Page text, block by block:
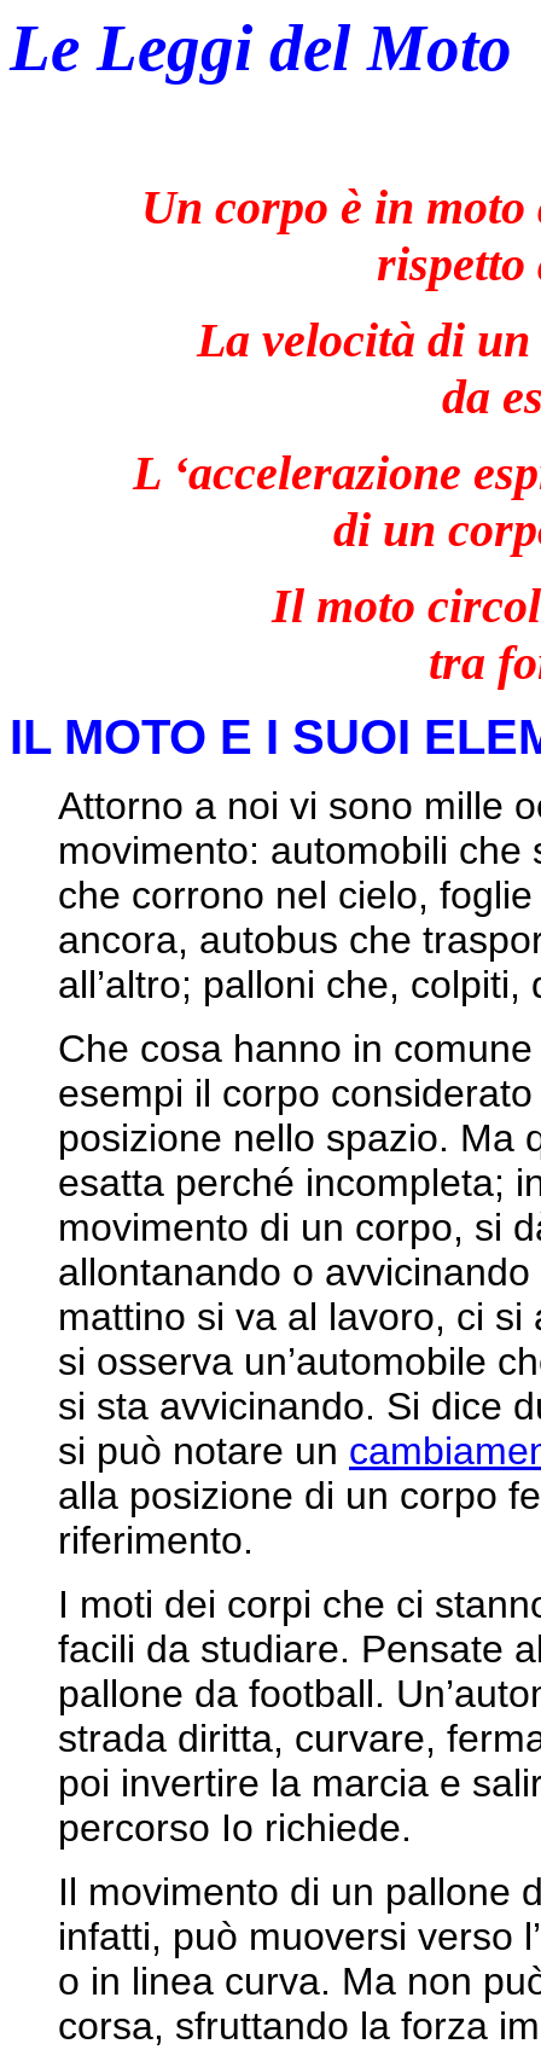
Le Leggi del Moto
Un corpo è in
La velocità di
da
L ‘accelerazione
di un
Il moto
tra
IL MOTO E I SUOI
Attorno a noi vi sono mille
movimento: automobili
che corrono nel cielo,
ancora, autobus che
all’altro; palloni che,
Che cosa hanno in
esempi il corpo
posizione nello spazio. Ma
esatta perché incompleta;
movimento di un corpo, si
allontanando o
mattino si va al lavoro, ci
si osserva un’automobile
si sta avvicinando. Si dice
si può notare un
alla posizione di un corpo
riferimento.
I moti dei corpi che ci
facili da studiare. Pensate
pallone da football.
strada diritta, curvare,
poi invertire la marcia e
percorso Io richiede.
Il movimento di un pallone
infatti, può muoversi verso
o in linea curva. Ma non
corsa, sfruttando la forza